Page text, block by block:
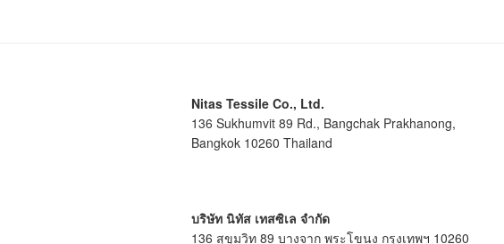
Nitas Tessile Co., Ltd.
136 Sukhumvit 89 Rd., Bangchak Prakhanong,
Bangkok 10260 Thailand
บริษัท นิทัส เทสซิเล จำกัด
136 สุขุมวิท 89 บางจาก พระโขนง กรุงเทพฯ 10260